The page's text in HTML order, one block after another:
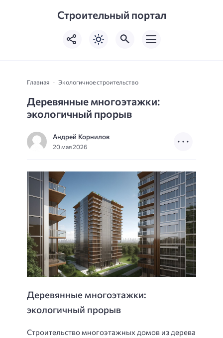
Строительный портал
Главная Экологичное строительство
Деревянные многоэтажки:
экологичный прорыв
Андрей Корнилов
20 мая 2026
Деревянные многоэтажки:
экологичный прорыв
Строительство многоэтажных домов из дерева